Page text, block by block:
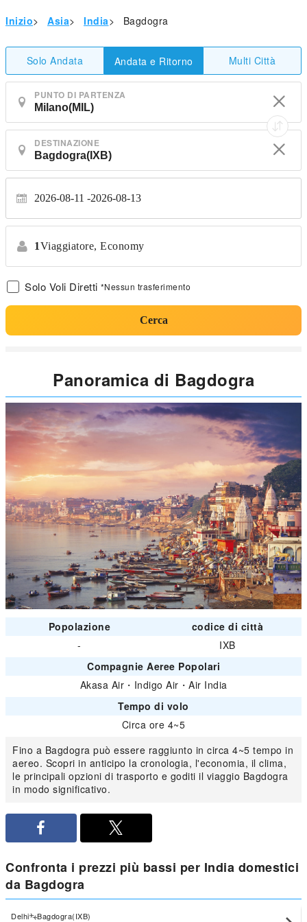
Inizio> Asia> India> Bagdogra
Solo Andata Andata e Ritorno Multi Città
PUNTO DI PARTENZA
DESTINAZIONE
2026-08-11 2026-08-13
1Viaggiatore, Economy
Solo Voli Diretti *Nessun trasferimento
Cerca
Panoramica di Bagdogra
Popolazione
codice di città
-
IXB
Compagnie Aeree Popolari
Akasa Air ・ Indigo Air ・ Air India
Tempo di volo
Circa ore 4~5
Fino a Bagdogra può essere raggiunto in circa 4~5 tempo in
aereo. Scopri in anticipo la cronologia, l'economia, il clima,
le principali opzioni di trasporto e goditi il viaggio Bagdogra
in modo significativo.
Confronta i prezzi più bassi per India domestici
da Bagdogra
Delhi Bagdogra(IXB)